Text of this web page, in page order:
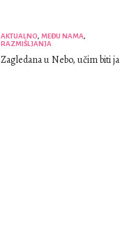
AKTUALNO, MEĐU NAMA,
RAZMIŠLJANJA
Zagledana u Nebo, učim biti ja